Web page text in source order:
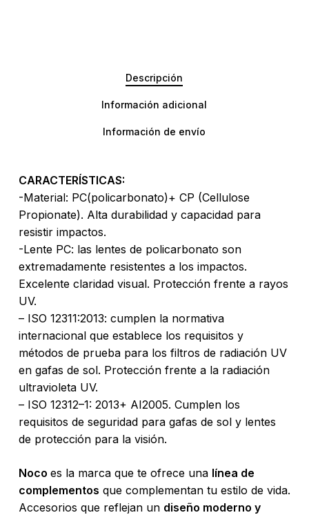
No hay productos en el carrito.
Go To Shop
Descripción
Información adicional
Información de envío
CARACTERÍSTICAS:
-Material: PC(policarbonato)+ CP (Cellulose
Propionate). Alta durabilidad y capacidad para
resistir impactos.
-Lente PC: las lentes de policarbonato son
extremadamente resistentes a los impactos.
Excelente claridad visual. Protección frente a rayos
UV.
– ISO 12311:2013: cumplen la normativa
internacional que establece los requisitos y
métodos de prueba para los filtros de radiación UV
en gafas de sol. Protección frente a la radiación
ultravioleta UV.
– ISO 12312–1: 2013+ AI2005. Cumplen los
requisitos de seguridad para gafas de sol y lentes
de protección para la visión.
Noco es la marca que te ofrece una línea de
complementos que complementan tu estilo de vida.
Accesorios que reflejan un diseño moderno y